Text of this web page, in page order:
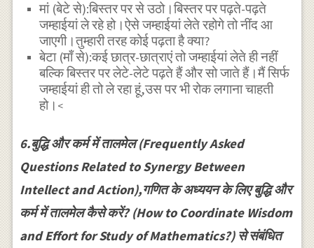
मां (बेटे से):बिस्तर पर से उठो।बिस्तर पर पढ़ते-पढ़ते
जम्हाईयां ले रहे हो।ऐसे जम्हाईयां लेते रहोगे तो नींद आ
जाएगी।तुम्हारी तरह कोई पढ़ता है क्या?
बेटा (माँ से):कई छात्र-छात्राएं तो जम्हाईयां लेते ही नहीं
बल्कि बिस्तर पर लेटे-लेटे पढ़ते हैं और सो जाते हैं।मैं सिर्फ
जम्हाईयां ही तो ले रहा हूं,उस पर भी रोक लगाना चाहती
हो। <
6.बुद्धि और कर्म में तालमेल (Frequently Asked
Questions Related to Synergy Between
Intellect and Action),गणित के अध्ययन के लिए बुद्धि और
कर्म में तालमेल कैसे करें? (How to Coordinate Wisdom
and Effort for Study of Mathematics?) से संबंधित